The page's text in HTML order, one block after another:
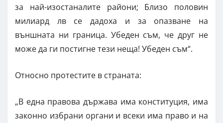
за най-изостаналите райони; Близо половин
милиард лв се дадоха и за опазване на
външната ни граница. Убеден съм, че друг не
може да ги постигне тези неща! Убеден съм“.
Относно протестите в страната:
„В една правова държава има конституция, има
законно избрани органи и всеки има право и на